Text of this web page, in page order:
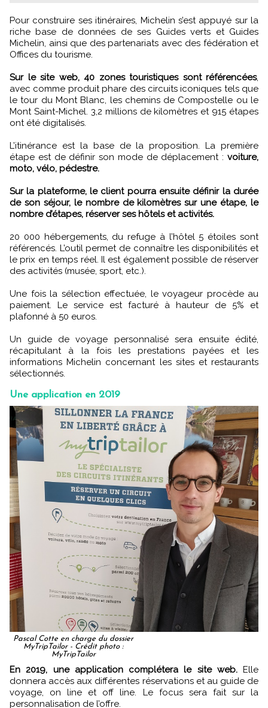
Pour construire ses itinéraires, Michelin s’est appuyé sur la
riche base de données de ses Guides verts et Guides
Michelin, ainsi que des partenariats avec des fédération et
Offices du tourisme.
Sur le site web, 40 zones touristiques sont référencées,
avec comme produit phare des circuits iconiques tels que
le tour du Mont Blanc, les chemins de Compostelle ou le
Mont Saint-Michel. 3,2 millions de kilomètres et 915 étapes
ont été digitalisés.
L’itinérance est la base de la proposition. La première
étape est de définir son mode de déplacement : voiture,
moto, vélo, pédestre.
Sur la plateforme, le client pourra ensuite définir la durée
de son séjour, le nombre de kilomètres sur une étape, le
nombre d’étapes, réserver ses hôtels et activités.
20 000 hébergements, du refuge à l’hôtel 5 étoiles sont
référencés. L’outil permet de connaître les disponibilités et
le prix en temps réel. Il est également possible de réserver
des activités (musée, sport, etc.).
Une fois la sélection effectuée, le voyageur procède au
paiement. Le service est facturé à hauteur de 5% et
plafonné à 50 euros.
Un guide de voyage personnalisé sera ensuite édité,
récapitulant à la fois les prestations payées et les
informations Michelin concernant les sites et restaurants
sélectionnés.
Une application en 2019
Pascal Cotte en charge du dossier
MyTripTailor - Crédit photo :
MyTripTailor
En 2019, une application complétera le site web. Elle
donnera accès aux différentes réservations et au guide de
voyage, on line et off line. Le focus sera fait sur la
personnalisation de l’offre.